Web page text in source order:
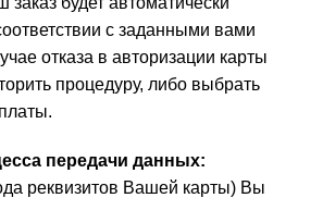
с заданными вами
отказа в авторизации карты
процедуру, либо выбрать
передачи данных:
реквизитов Вашей карты) Вы